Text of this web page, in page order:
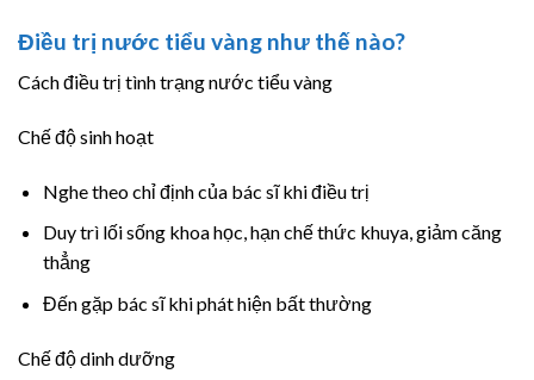
Điều trị nước tiểu vàng như thế nào?
Cách điều trị tình trạng nước tiểu vàng
Chế độ sinh hoạt
Nghe theo chỉ định của bác sĩ khi điều trị
Duy trì lối sống khoa học, hạn chế thức khuya, giảm căng
thẳng
Đến gặp bác sĩ khi phát hiện bất thường
Chế độ dinh dưỡng